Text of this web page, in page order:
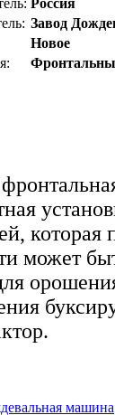
Россия
Завод
Новое
которая
может